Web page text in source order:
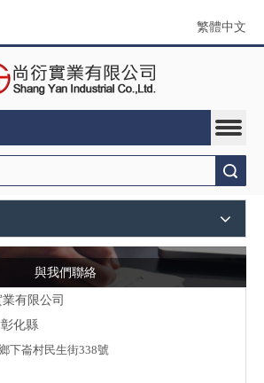
繁體中文
與我們聯絡
有限公司
化縣
下崙村民生街338號